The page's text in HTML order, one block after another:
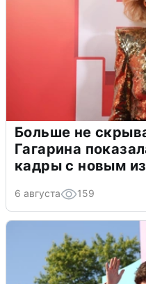
Больше не
Гагарина
кадры с новым
6 августа 159